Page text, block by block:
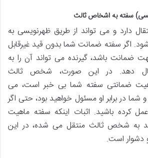
دارد و می تواند از طریق ظهرنویسی به
اگر سفته ضمانت شما بدون قید غیرقابل
ضمانت باشد، گیرنده می تواند آن را به
دهد. در این صورت، شخص ثالث
ضمانتی سفته شما بی خبر است، می
و شما در برابر او مسئول خواهید بود، حتی اگر
کرده باشید. اثبات اینکه سفته ماهیت
به شخص ثالث منتقل می شده، در این
دشوار است.